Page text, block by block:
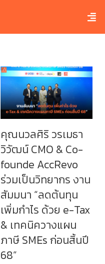
คุณนวลศิริ วรเมธา
วิวัฒน์ CMO & Co-
founde AccRevo
ร่วมเป็นวิทยากร งาน
สัมมนา “ลดต้นทุน
เพิ่มกำไร ด้วย e-Tax
& เทคนิควางแผน
ภาษี SMEs ก่อนสิ้นปี
68”